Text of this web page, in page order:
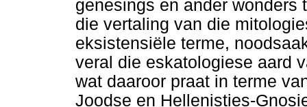
genesings en ander
die vertaling van die
eksistensiële terme,
veral die eskatologiese aard
wat daaroor praat in terme
Joodse en Hellenisties-